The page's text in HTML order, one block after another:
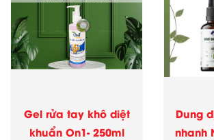
Gel rửa tay khô diệt
khuẩn On1- 250ml
Dung
nhanh